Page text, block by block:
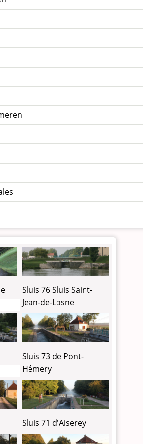
Sluis 76 Sluis Saint-
Jean-de-Losne
Sluis 73 de Pont-
Hémery
Sluis 71 d'Aiserey